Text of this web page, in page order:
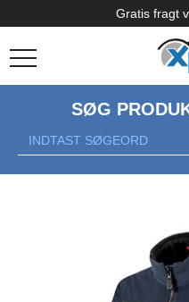
Gratis fragt
SØG